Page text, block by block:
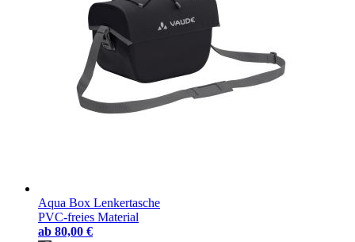
Aqua Box Lenkertasche
PVC-freies Material
ab 80,00 €